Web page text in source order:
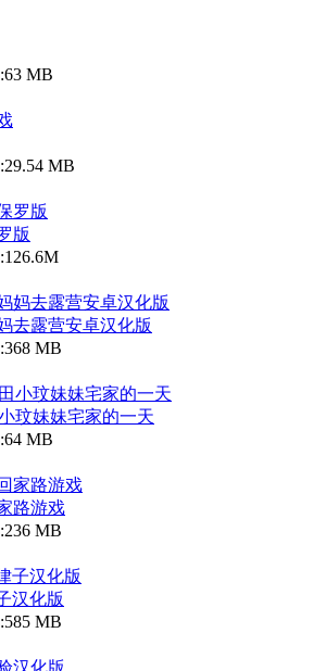
MB
MB
版
去露营安卓汉化版
MB
玟妹妹宅家的一天
MB
路游戏
MB
汉化版
MB